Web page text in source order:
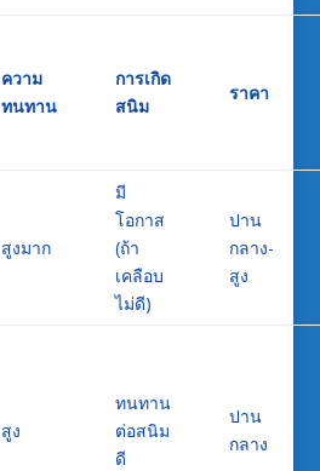
ความ
ทนทาน
การเกิด
สนิม
ราคา
สูงมาก
มี
โอกาส
(ถ้า
เคลือบ
ไม่ดี)
ปาน
กลาง-
สูง
สูง
ทนทาน
ต่อสนิม
ดี
ปาน
กลาง